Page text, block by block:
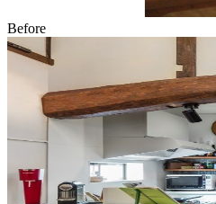
Before